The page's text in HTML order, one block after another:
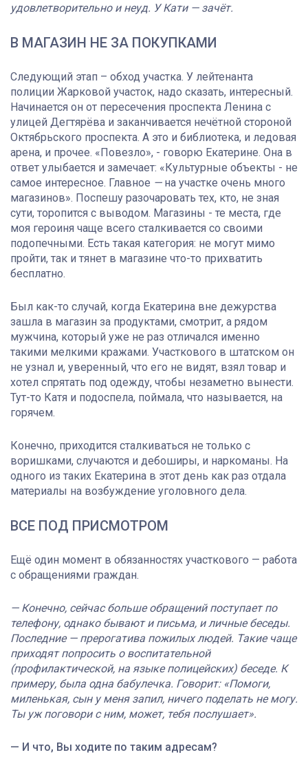
удовлетворительно и неуд. У Кати — зачёт.
В МАГАЗИН НЕ ЗА ПОКУПКАМИ
Следующий этап – обход участка. У лейтенанта
полиции Жарковой участок, надо сказать, интересный.
Начинается он от пересечения проспекта Ленина с
улицей Дегтярёва и заканчивается нечётной стороной
Октябрьского проспекта. А это и библиотека, и ледовая
арена, и прочее. «Повезло», - говорю Екатерине. Она в
ответ улыбается и замечает: «Культурные объекты - не
самое интересное. Главное — на участке очень много
магазинов». Поспешу разочаровать тех, кто, не зная
сути, торопится с выводом. Магазины - те места, где
моя героиня чаще всего сталкивается со своими
подопечными. Есть такая категория: не могут мимо
пройти, так и тянет в магазине что-то прихватить
бесплатно.
Был как-то случай, когда Екатерина вне дежурства
зашла в магазин за продуктами, смотрит, а рядом
мужчина, который уже не раз отличался именно
такими мелкими кражами. Участкового в штатском он
не узнал и, уверенный, что его не видят, взял товар и
хотел спрятать под одежду, чтобы незаметно вынести.
Тут-то Катя и подоспела, поймала, что называется, на
горячем.
Конечно, приходится сталкиваться не только с
воришками, случаются и дебоширы, и наркоманы. На
одного из таких Екатерина в этот день как раз отдала
материалы на возбуждение уголовного дела.
ВСЕ ПОД ПРИСМОТРОМ
Ещё один момент в обязанностях участкового — работа
с обращениями граждан.
— Конечно, сейчас больше обращений поступает по
телефону, однако бывают и письма, и личные беседы.
Последние — прерогатива пожилых людей. Такие чаще
приходят попросить о воспитательной
(профилактической, на языке полицейских) беседе. К
примеру, была одна бабулечка. Говорит: «Помоги,
миленькая, сын у меня запил, ничего поделать не могу.
Ты уж поговори с ним, может, тебя послушает».
— И что, Вы ходите по таким адресам?